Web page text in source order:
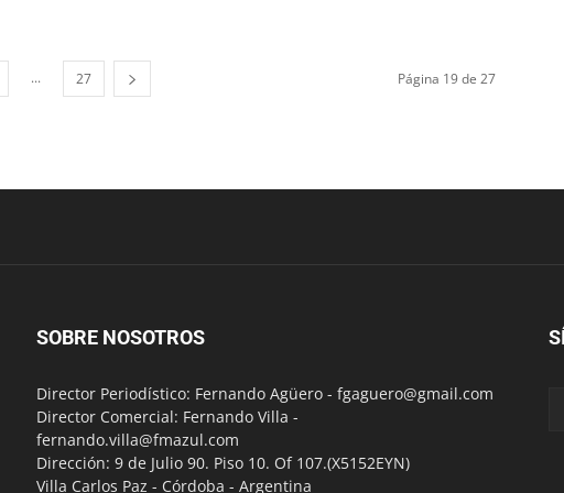
... 27 Página 19 de 27
SOBRE NOSOTROS
Director Periodístico: Fernando Agüero - fgaguero@gmail.com
Director Comercial: Fernando Villa -
fernando.villa@fmazul.com
Dirección: 9 de Julio 90. Piso 10. Of 107.(X5152EYN)
Villa Carlos Paz - Córdoba - Argentina